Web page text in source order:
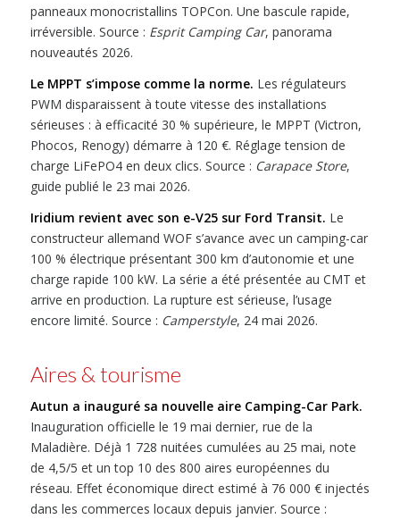
panneaux monocristallins TOPCon. Une bascule rapide,
irréversible. Source : Esprit Camping Car, panorama
nouveautés 2026.
Le MPPT s’impose comme la norme. Les régulateurs
PWM disparaissent à toute vitesse des installations
sérieuses : à efficacité 30 % supérieure, le MPPT (Victron,
Phocos, Renogy) démarre à 120 €. Réglage tension de
charge LiFePO4 en deux clics. Source : Carapace Store,
guide publié le 23 mai 2026.
Iridium revient avec son e-V25 sur Ford Transit. Le
constructeur allemand WOF s’avance avec un camping-car
100 % électrique présentant 300 km d’autonomie et une
charge rapide 100 kW. La série a été présentée au CMT et
arrive en production. La rupture est sérieuse, l’usage
encore limité. Source : Camperstyle, 24 mai 2026.
Aires & tourisme
Autun a inauguré sa nouvelle aire Camping-Car Park.
Inauguration officielle le 19 mai dernier, rue de la
Maladière. Déjà 1 728 nuitées cumulées au 25 mai, note
de 4,5/5 et un top 10 des 800 aires européennes du
réseau. Effet économique direct estimé à 76 000 € injectés
dans les commerces locaux depuis janvier. Source :